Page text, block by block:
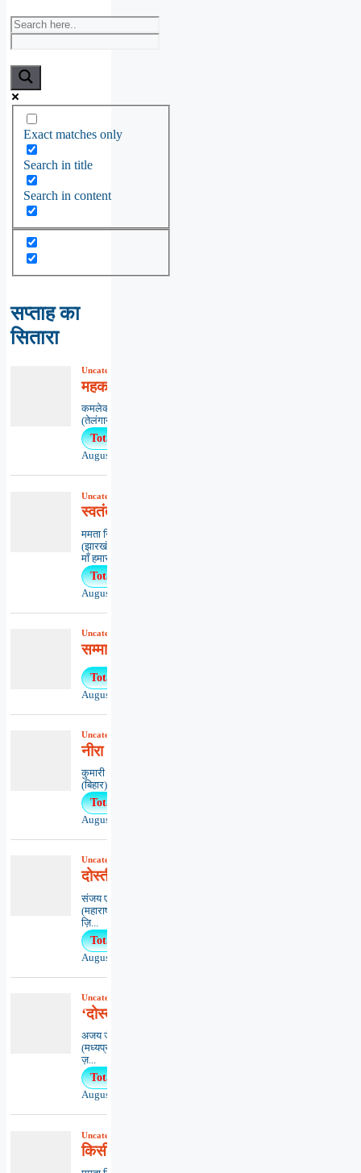
Exact matches only
Search in title
Search in content
सप्ताह का
सितारा
Uncategorized
महकाओ मन-मंदिर में मैत्री माला
कमलेकर नागेश्वर राव ‘कमल’,हैदराबाद
(तेलंगाना)******************************...
Total Views : 59
August 5, 2026
Uncategorized
स्वतंत्रता पुकारती
ममता सिंहधनबाद
(झारखंड)*************************************
माँ हमारी भारत...
Total Views : 36
August 3, 2026
Uncategorized
सम्मानों हेतु प्रस्ताव माँगे
Total Views : 31
August 5, 2026
Uncategorized
नीरा आर्य – तेरे रूप अनेक
कुमारी ऋतंभरामुजफ्फरपुर
Total Views : 27
August 3, 2026
Uncategorized
दोस्ती-दिल से दिल की आवाज़
संजय एम. वासनिकमुम्बई
(महाराष्ट्र)*************************************
ज़ि...
Total Views : 26
August 5, 2026
Uncategorized
‘दोस्ती’ विश्वास
अजय जैन ‘विकल्प’इंदौर
(मध्यप्रदेश)**************************************
ज़...
Total Views : 24
August 2, 2026
Uncategorized
किसी का अनादर ना हो